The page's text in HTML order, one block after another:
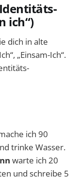
ich“)
dich in alte
„Einsam-Ich“.
ich 90
trinke Wasser.
warte ich 20
und schreibe 5